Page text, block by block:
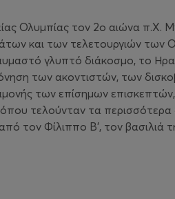
Ολυμπίας τον 2ο αιώνα π.Χ.
και των τελετουργιών
γλυπτό διάκοσμο, το
των ακοντιστών, των
των επίσημων
τελούνταν τα
τον Φίλιππο Β', τον βασιλιά